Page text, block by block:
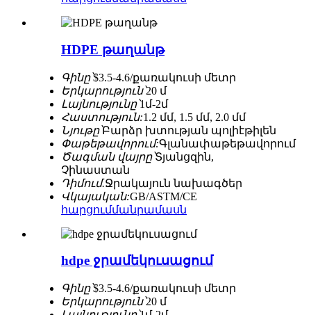
HDPE թաղանթ
Գինը՝$3.5-4.6/քառակուսի մետր
Երկարություն՝20 մ
Լայնությունը՝1մ-2մ
Հաստություն:1.2 մմ, 1.5 մմ, 2.0 մմ
Նյութը՝Բարձր խտության պոլիէթիլեն
Փաթեթավորում:Գլանափաթեթավորում
Ծագման վայրը՝Տյանցզին, ​​
Չինաստան
Դիմում.Ջրակայուն նախագծեր
Վկայական:GB/ASTM/CE
հարցումմանրամասն
hdpe ջրամեկուսացում
Գինը՝$3.5-4.6/քառակուսի մետր
Երկարություն՝20 մ